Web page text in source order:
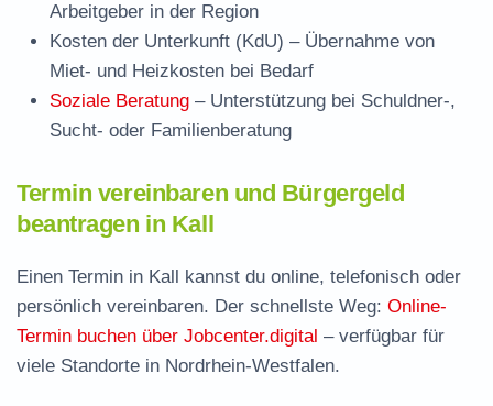
Arbeitgeber in der Region
Kosten der Unterkunft (KdU) – Übernahme von
Miet- und Heizkosten bei Bedarf
Soziale Beratung – Unterstützung bei Schuldner-,
Sucht- oder Familienberatung
Termin vereinbaren und Bürgergeld
beantragen in Kall
Einen Termin in Kall kannst du online, telefonisch oder
persönlich vereinbaren. Der schnellste Weg: Online-
Termin buchen über Jobcenter.digital – verfügbar für
viele Standorte in Nordrhein-Westfalen.